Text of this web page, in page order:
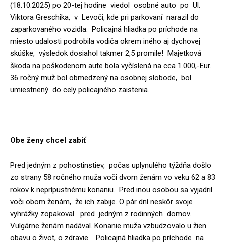
(18.10.2025) po 20-tej hodine viedol osobné auto po Ul.
Viktora Greschika, v Levoči, kde pri parkovaní narazil do
zaparkovaného vozidla. Policajná hliadka po príchode na
miesto udalosti podrobila vodiča okrem iného aj dychovej
skúške, výsledok dosiahol takmer 2,5 promile! Majetková
škoda na poškodenom aute bola vyčíslená na cca 1.000,-Eur.
36 ročný muž bol obmedzený na osobnej slobode, bol
umiestnený do cely policajného zaistenia.
Obe ženy chcel zabiť
Pred jedným z pohostinstiev, počas uplynulého týždňa došlo
zo strany 58 ročného muža voči dvom ženám vo veku 62 a 83
rokov k neprípustnému konaniu. Pred inou osobou sa vyjadril
voči obom ženám, že ich zabije. O pár dní neskôr svoje
vyhrážky zopakoval pred jedným z rodinných domov.
Vulgárne ženám nadával. Konanie muža vzbudzovalo u žien
obavu o život, o zdravie. Policajná hliadka po príchode na